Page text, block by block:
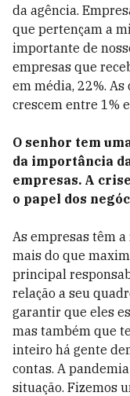
da agência.
que pertençam a
importante de
empresas que
em média, 22%.
crescem entre 1%
O senhor tem
da importância
empresas. A
o papel dos
As empresas têm
mais do que
principal
relação a seu
garantir que eles
mas também que
inteiro há gente
contas. A
situação. Fizemos